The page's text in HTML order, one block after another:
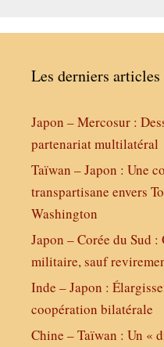
Les derniers articles
Japon – Mercosur :
partenariat multilatéral
Taïwan – Japon : Une
transpartisane envers
Washington
Japon – Corée du Sud
militaire, sauf
Inde – Japon :
coopération bilatérale
Chine – Taïwan : Un «